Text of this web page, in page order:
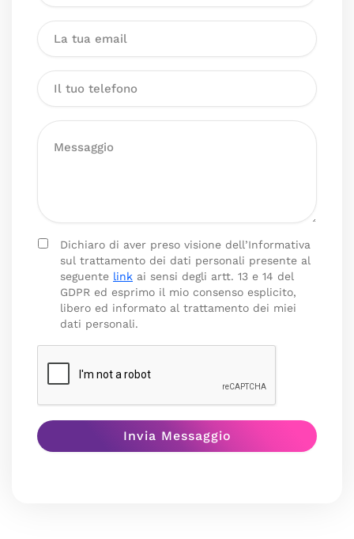
Dichiaro di aver preso visione dell’Informativa
sul trattamento dei dati personali presente al
seguente link ai sensi degli artt. 13 e 14 del
GDPR ed esprimo il mio consenso esplicito,
libero ed informato al trattamento dei miei
dati personali.